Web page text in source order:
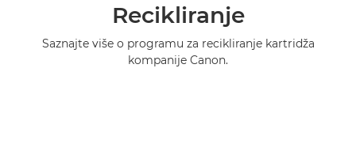
Recikliranje
Saznajte više o programu za recikliranje kartridža
kompanije Canon.